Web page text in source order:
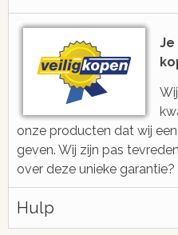
voicebericht
onze producten dat wij een
geven. Wij zijn pas
over deze unieke
Hulp